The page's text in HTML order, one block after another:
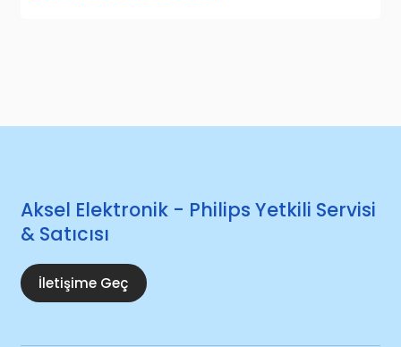
Aksel Elektronik - Philips Yetkili Servisi
& Satıcısı
İletişime Geç